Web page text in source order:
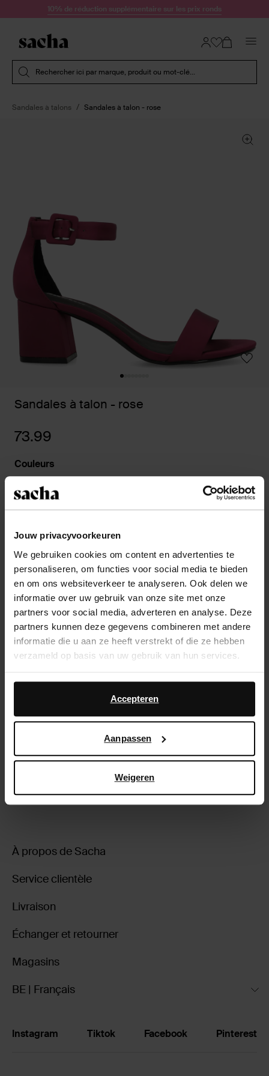
Jouw privacyvoorkeuren
We gebruiken cookies om content en advertenties te
personaliseren, om functies voor social media te bieden
en om ons websiteverkeer te analyseren. Ook delen we
informatie over uw gebruik van onze site met onze
partners voor social media, adverteren en analyse. Deze
partners kunnen deze gegevens combineren met andere
informatie die u aan ze heeft verstrekt of die ze hebben
verzameld op basis van uw gebruik van hun services.
Daarnaast werken wij samen met Google voor
advertentie- en meetdoeleinden. Meer informatie over
hoe Google uw persoonsgegevens gebruikt, vindt u op
Accepteren
Aanpassen
Weigeren
Passer au contenu10% de réduction supplémentaire sur les prix ronds
Rechercher ici par marque, produit ou mot-clé...
Sandales à talons Sandales à talon - rose
Sandales à talon - rose
73.99
Couleurs
Service d'assistance
Délai de rétractation de 14 jours
Description du produit
Ces sandales à talon roses de Sacha ont un aspect
satin et un talon cubain de 6 cm de hauteur. Les
d'une fermeture à boucle.
Détails du produit
Livraison & retour
retourner
À propos de Sacha
Service clientèle
Livraison
Échanger et retourner
Magasins
BE | Français
Instagram Tiktok Facebook Pinterest